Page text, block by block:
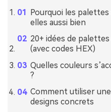
Pourquoi les
elles aussi bien
20+ idées de
(avec codes HEX)
Quelles couleurs
?
Comment utiliser
designs concrets